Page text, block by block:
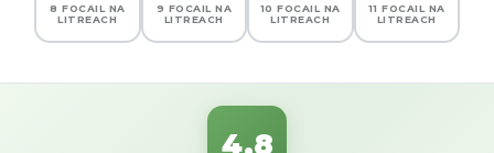
8 FOCAIL NA
LITREACH
9 FOCAIL NA
LITREACH
10 FOCAIL NA
LITREACH
11 FOCAIL NA
LITREACH
4.8